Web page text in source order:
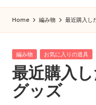
Home 編み物 最近購入し
Posted
編み物 お気に入りの道具
最近購入
グッズ